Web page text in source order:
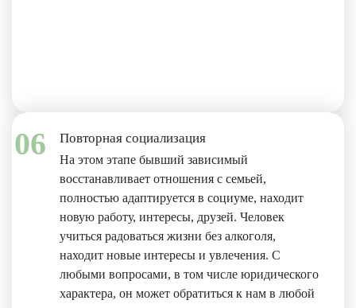
06 Повторная социализация
На этом этапе бывший зависимый
восстанавливает отношения с семьей,
полностью адаптируется в социуме, находит
новую работу, интересы, друзей. Человек
учиться радоваться жизни без алкоголя,
находит новые интересы и увлечения. С
любыми вопросами, в том числе юридического
характера, он может обратиться к нам в любой